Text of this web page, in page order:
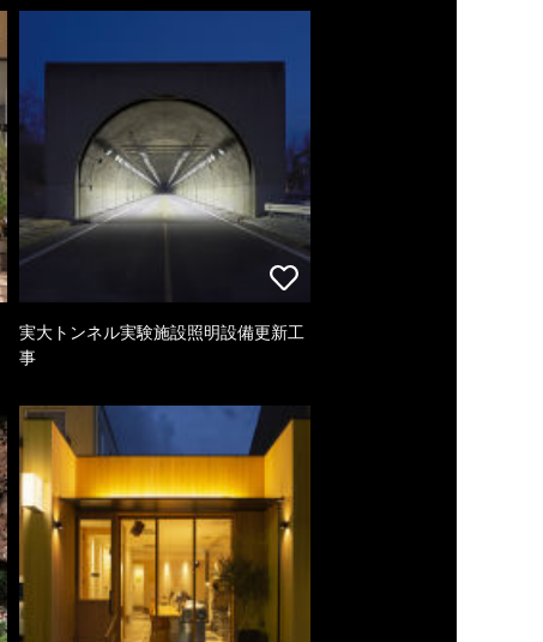
実大トンネル実験施設照明設備更新工
事